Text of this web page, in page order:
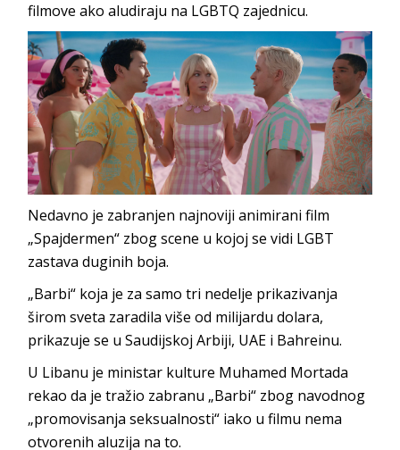
filmove ako aludiraju na LGBTQ zajednicu.
Nedavno je zabranjen najnoviji animirani film
„Spajdermen“ zbog scene u kojoj se vidi LGBT
zastava duginih boja.
„Barbi“ koja je za samo tri nedelje prikazivanja
širom sveta zaradila više od milijardu dolara,
prikazuje se u Saudijskoj Arbiji, UAE i Bahreinu.
U Libanu je ministar kulture Muhamed Mortada
rekao da je tražio zabranu „Barbi“ zbog navodnog
„promovisanja seksualnosti“ iako u filmu nema
otvorenih aluzija na to.